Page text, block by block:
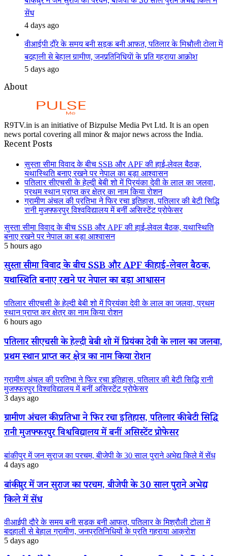
सेंध
4 days ago
वीआईपी दौरे के समय बनी सड़क बनी आफत, पतिलार के मिश्रौली टोला में
बदहाली से बेहाल ग्रामीण, जनप्रतिनिधियों के प्रति गहराया आक्रोश
5 days ago
About
R9TV.in is an initiative of Bizpulse Media Pvt Ltd. It is an open
news portal covering all minor & major news across the India.
Recent Posts
सुस्ता सीमा विवाद के बीच SSB और APF की हाई-लेवल बैठक,
यथास्थिति बनाए रखने पर नेपाल का बड़ा आश्वासन
पतिलार सीएचसी के हेल्दी बेबी शो में प्रियंका देवी के लाल का जलवा,
प्रथम स्थान प्राप्त कर क्षेत्र का नाम किया रोशन
ग्रामीण अंचल की प्रतिभा ने फिर रचा इतिहास, पतिलार की बेटी सिद्धि
रानी मुजफ्फरपुर विश्वविद्यालय में बनीं असिस्टेंट प्रोफेसर
सुस्ता सीमा विवाद के बीच SSB और APF की हाई-लेवल बैठक, यथास्थिति
बनाए रखने पर नेपाल का बड़ा आश्वासन
5 hours ago
सुस्ता सीमा विवाद के बीच SSB और APF की हाई-लेवल बैठक,
यथास्थिति बनाए रखने पर नेपाल का बड़ा आश्वासन
पतिलार सीएचसी के हेल्दी बेबी शो में प्रियंका देवी के लाल का जलवा, प्रथम
स्थान प्राप्त कर क्षेत्र का नाम किया रोशन
6 hours ago
पतिलार सीएचसी के हेल्दी बेबी शो में प्रियंका देवी के लाल का जलवा,
प्रथम स्थान प्राप्त कर क्षेत्र का नाम किया रोशन
ग्रामीण अंचल की प्रतिभा ने फिर रचा इतिहास, पतिलार की बेटी सिद्धि रानी
मुजफ्फरपुर विश्वविद्यालय में बनीं असिस्टेंट प्रोफेसर
3 days ago
ग्रामीण अंचल की प्रतिभा ने फिर रचा इतिहास, पतिलार की बेटी सिद्धि
रानी मुजफ्फरपुर विश्वविद्यालय में बनीं असिस्टेंट प्रोफेसर
बांकीपुर में जन सुराज का परचम, बीजेपी के 30 साल पुराने अभेद्य किले में सेंध
4 days ago
बांकीपुर में जन सुराज का परचम, बीजेपी के 30 साल पुराने अभेद्य
किले में सेंध
वीआईपी दौरे के समय बनी सड़क बनी आफत, पतिलार के मिश्रौली टोला में
बदहाली से बेहाल ग्रामीण, जनप्रतिनिधियों के प्रति गहराया आक्रोश
5 days ago